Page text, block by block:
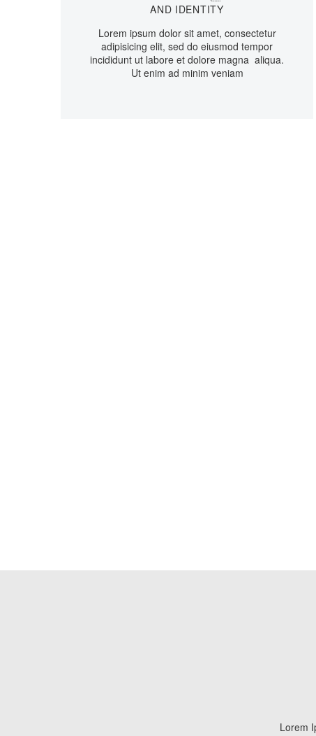
AND IDENTITY
Lorem ipsum dolor sit amet, consectetur
adipisicing elit, sed do eiusmod tempor
incididunt ut labore et dolore magna aliqua.
Ut enim ad minim veniam
Lorem